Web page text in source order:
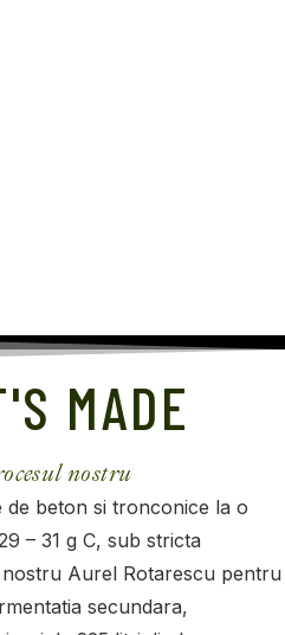
MADE
nostru
de beton si tronconice la o
– 31 g C, sub stricta
Aurel Rotarescu pentru
secundara,